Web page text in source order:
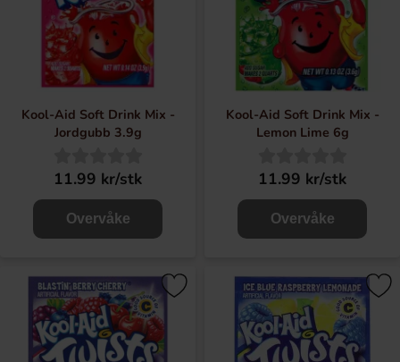
Kool-Aid Soft Drink Mix -
Jordgubb 3.9g
11.99 kr/stk
Overvåke
Kool-Aid Soft Drink Mix -
Lemon Lime 6g
11.99 kr/stk
Overvåke